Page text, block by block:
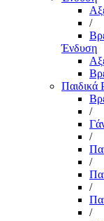
/
Ένδυση
Παιδικά
/
/
/
/
/